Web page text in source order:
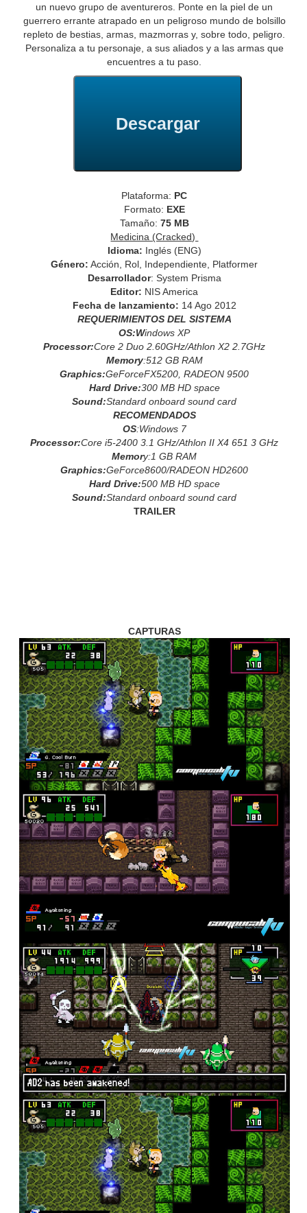
un nuevo grupo de aventureros. Ponte en la piel de un
guerrero errante atrapado en un peligroso mundo de bolsillo
repleto de bestias, armas, mazmorras y, sobre todo, peligro.
Personaliza a tu personaje, a sus aliados y a las armas que
encuentres a tu paso.
Descargar
Plataforma: PC
Formato: EXE
Tamaño: 75 MB
Medicina (Cracked)
Idioma: Inglés (ENG)
Género: Acción, Rol, Independiente, Platformer
Desarrollador: System Prisma
Editor: NIS America
Fecha de lanzamiento: 14 Ago 2012
REQUERIMIENTOS DEL SISTEMA
OS:Windows XP
Processor:Core 2 Duo 2.60GHz/Athlon X2 2.7GHz
Memory:512 GB RAM
Graphics:GeForceFX5200, RADEON 9500
Hard Drive:300 MB HD space
Sound:Standard onboard sound card
RECOMENDADOS
OS:Windows 7
Processor:Core i5-2400 3.1 GHz/Athlon II X4 651 3 GHz
Memory:1 GB RAM
Graphics:GeForce8600/RADEON HD2600
Hard Drive:500 MB HD space
Sound:Standard onboard sound card
TRAILER
CAPTURAS